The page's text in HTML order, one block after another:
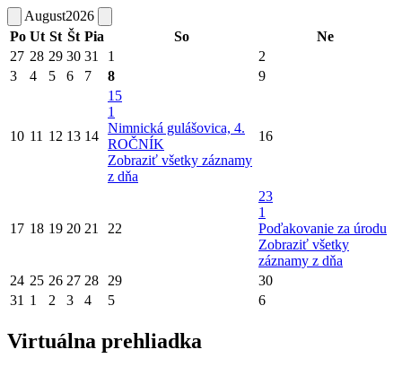
August2026
Po Ut St Št Pia So
Ne
27 28 29 30 31 1
2
3
4 5 6 7 8 9
10 11 12 13 14
15
1
Nimnická gulášovica, 4.
ROČNÍK
Zobraziť všetky záznamy
z dňa
16
17 18 19 20 21 22
23
1
Poďakovanie za úrodu
Zobraziť všetky
záznamy z dňa
24 25 26 27 28 29
30
31 1 2 3 4 5 6
Virtuálna prehliadka